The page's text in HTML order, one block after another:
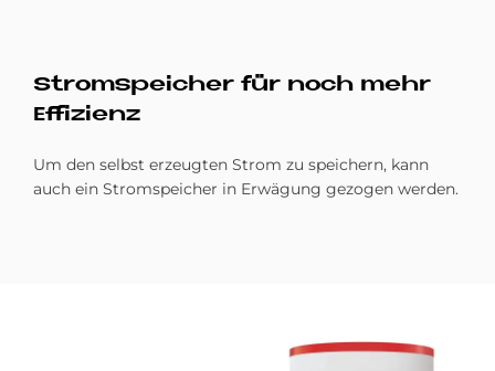
Strom­spei­cher für noch mehr
Ef­fi­zi­enz
Um den selbst erzeugten Strom zu speichern, kann
auch ein Stromspeicher in Erwägung gezogen werden.